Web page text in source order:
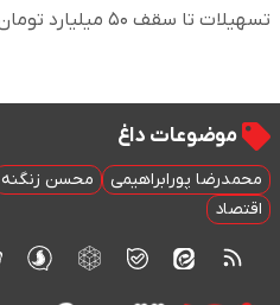
تسهیلات تا سقف ۵۰ میلیارد تومان به پروژه‌های نوآورانه هوش…
موضوعات داغ
محمدرضا پورابراهیمی محسن زنگنه
اقتصاد